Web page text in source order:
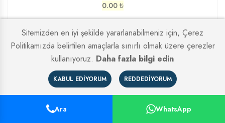
0.00 ₺
Sitemizden en iyi şekilde yararlanabilmeniz için, Çerez
Politikamızda belirtilen amaçlarla sınırlı olmak üzere çerezler
kullanıyoruz. Daha fazla bilgi edin
KABUL EDIYORUM REDDEDIYORUM
Ara WhatsApp